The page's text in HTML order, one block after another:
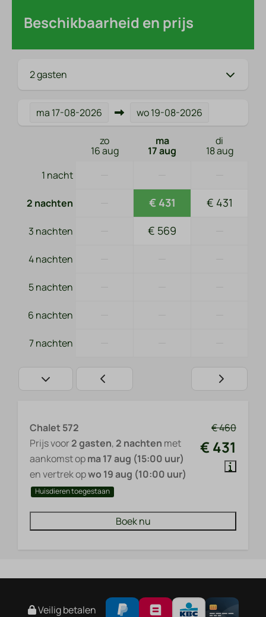
Beschikbaarheid en prijs
2 gasten
ma 17-08-2026 wo19-08-2026
zo
16 aug
ma
17 aug
di
18 aug
1 nacht
2 nachten € 431 € 431
3 nachten € 569
4 nachten
5 nachten
6 nachten
7 nachten
€ 460
€ 431
Chalet 572
Prijs voor2 gasten, 2 nachten met
aankomst opma 17 aug (15:00 uur)
en vertrek opwo 19 aug (10:00 uur)
Huisdieren toegestaan
Boek nu
Veilig betalen